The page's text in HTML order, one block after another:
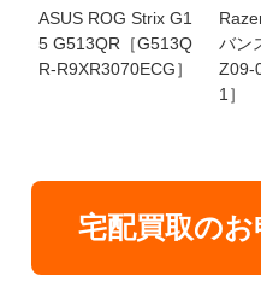
ASUS ROG Strix G1
5 G513QR［G513Q
R-R9XR3070ECG］
バン
Z09-
1］
宅配買取の